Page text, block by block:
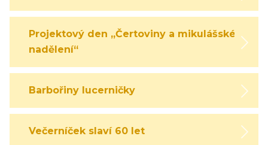
Projektový den „Čertoviny a mikulášské
nadělení“
Barbořiny lucerničky
Večerníček slaví 60 let